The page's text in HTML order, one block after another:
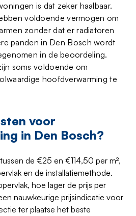
is dat zeker haalbaar.
voldoende vermogen om
zonder dat er radiatoren
panden in Den Bosch wordt
in de beoordeling.
soms voldoende om
hoofdverwarming te
voor
in Den Bosch?
de €25 en €114,50 per m²,
en de installatiemethode.
hoe lager de prijs per
nauwkeurige prijsindicatie voor
ter plaatse het beste